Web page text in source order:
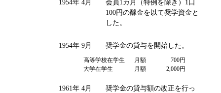
1954年 4月
会員1カ月（特例を除き）1口
100円の醵金を以て奨学資金と
した。
1954年 9月 奨学金の貸与を開始した。
高等学校在学生 月額
700円
大学在学生
月額 2,000円
1961年 4月
奨学金の貸与額の改正を行っ